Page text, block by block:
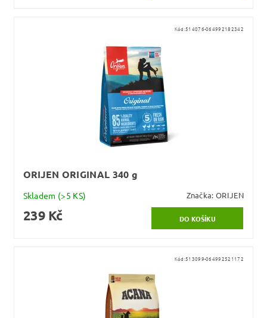
Kód:514076-064992182342
ORIJEN ORIGINAL 340 g
Skladem (>5 KS) Značka:ORIJEN
239 Kč
Kód:513099-064992521172